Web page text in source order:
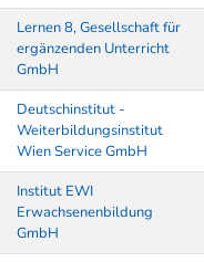
Lernen 8, Gesellschaft für
ergänzenden Unterricht
GmbH
Deutschinstitut -
Weiterbildungsinstitut
Wien Service GmbH
Institut EWI
Erwachsenenbildung
GmbH